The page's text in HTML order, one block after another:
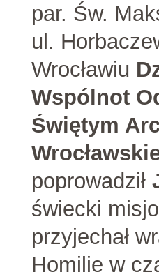
par. Św.
ul.
Wrocławiu
Wspólnot
Świętym
poprowadził
świecki
przyjechał
Homilię w